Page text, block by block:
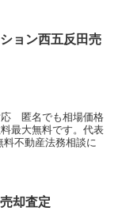
ョン西五反田売
応 匿名でも相場価格
最大無料です。代表
不動産法務相談に
却査定